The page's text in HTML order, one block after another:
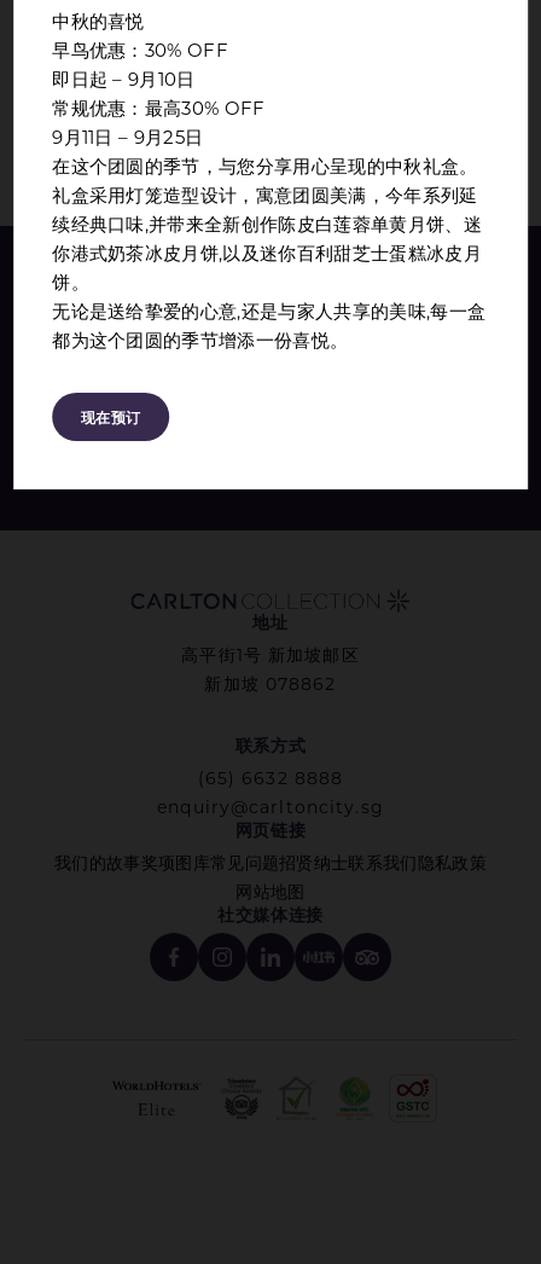
@carltoncityhotelsg
了解更多
加入我们的核心圈子
接收精心挑选的优惠、餐饮推荐和时令体验；直接发送到您
地址
高平街1号 新加坡邮区
新加坡 078862
联系方式
(65) 6632 8888
enquiry@carltoncity.sg
网页链接
我们的故事奖项图库常见问题招贤纳士联系我们 隐私政策
网站地图
社交媒体连接
中秋的喜悦
早鸟优惠：30% OFF
即日起 – 9月10日
常规优惠：最高30% OFF
9月11日 – 9月25日
在这个团圆的季节，与您分享用心呈现的中秋礼盒。
礼盒采用灯笼造型设计，寓意团圆美满，今年系列延
续经典口味,并带来全新创作陈皮白莲蓉单黄月饼、迷
你港式奶茶冰皮月饼,以及迷你百利甜芝士蛋糕冰皮月
饼。
无论是送给挚爱的心意,还是与家人共享的美味,每一盒
都为这个团圆的季节增添一份喜悦。
现在预订